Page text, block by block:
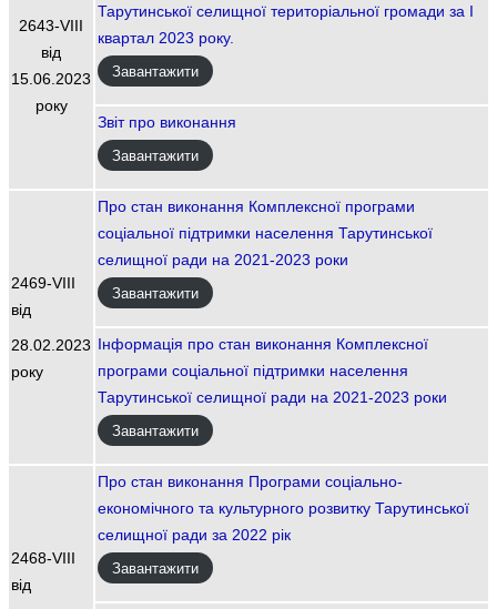
2643-VIIІ
від
15.06.2023
року
Тарутинської селищної територіальної громади за І
квартал 2023 року.
Завантажити
Звіт про виконання
Завантажити
2469-VIII
від
28.02.2023
року
Про стан виконання Комплексної програми
соціальної підтримки населення Тарутинської
селищної ради на 2021-2023 роки
Завантажити
Інформація про стан виконання Комплексної
програми соціальної підтримки населення
Тарутинської селищної ради на 2021-2023 роки
Завантажити
2468-VIII
від
Про стан виконання Програми соціально-
економічного та культурного розвитку Тарутинської
селищної ради за 2022 рік
Завантажити